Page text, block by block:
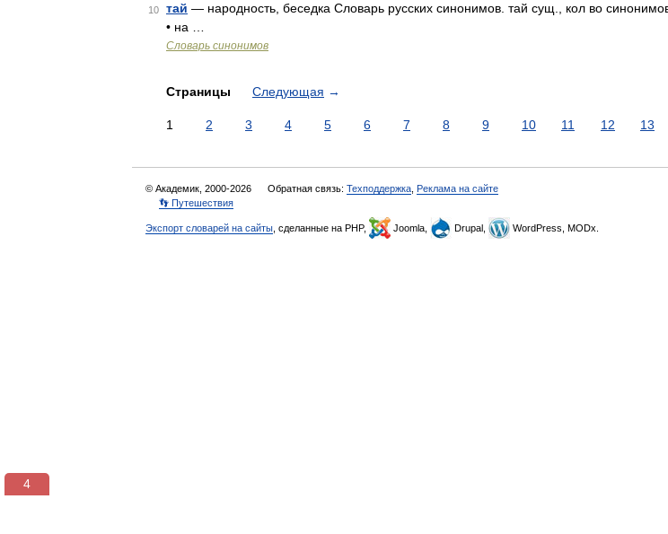
10 тай — народность, беседка Словарь русских синонимов. тай сущ., кол во
• на …
Словарь синонимов
Страницы Следующая →
1 2 3 4 5 6 7 8 9 10 11 12 13
© Академик, 2000-2026 Обратная связь: Техподдержка Реклама на сайте
👣 Путешествия
Экспорт словарей на сайты , сделанные на PHP, Joomla, Drupal, WordPress, MODx.
3